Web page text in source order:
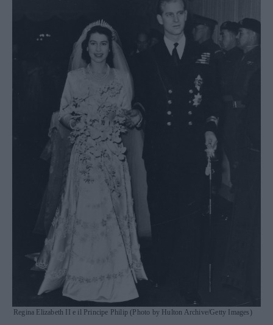
Regina Elizabeth II e il Principe Philip (Photo by Hulton Archive/Getty Images)